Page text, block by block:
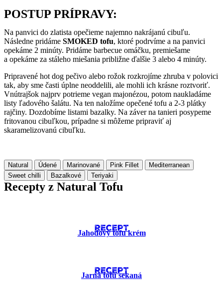
POSTUP PRÍPRAVY:
Na panvici do zlatista opečieme najemno nakrájanú cibuľu.
Následne pridáme SMOKED tofu, ktoré podrvíme a na panvici
opekáme 2 minúty. Pridáme barbecue omáčku, premiešame
a opekáme za stáleho miešania približne ďalšie 3 alebo 4 minúty.
Pripravené hot dog pečivo alebo rožok rozkrojíme zhruba v polovici
tak, aby sme časti úplne neoddelili, ale mohli ich krásne roztvoriť.
Vnútrajšok najprv potrieme vegan majonézou, potom naukladáme
listy ľadového šalátu. Na ten naložíme opečené tofu a 2-3 plátky
rajčiny. Dozdobíme listami bazalky. Na záver na tanieri posypeme
fritovanou cibuľkou, prípadne si môžeme pripraviť aj
skaramelizovanú cibuľku.
Natural Údené Marinované Pink Fillet
Mediterranean
Sweet chilli
Bazalkové Teriyaki
Recepty z Natural Tofu
RECEPT
Jahodový tofu krém
RECEPT
Jarná tofu sekaná